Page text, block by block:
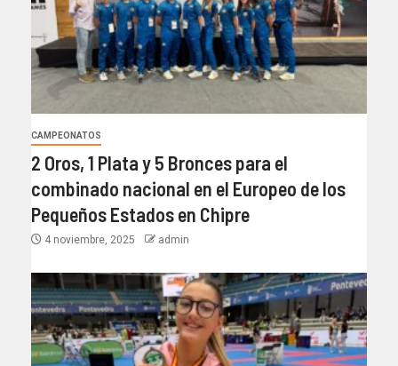
CAMPEONATOS
2 Oros, 1 Plata y 5 Bronces para el
combinado nacional en el Europeo de los
Pequeños Estados en Chipre
4 noviembre, 2025 admin